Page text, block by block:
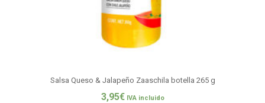
Salsa Queso & Jalapeño Zaaschila botella 265 g
3,95€ IVA incluido